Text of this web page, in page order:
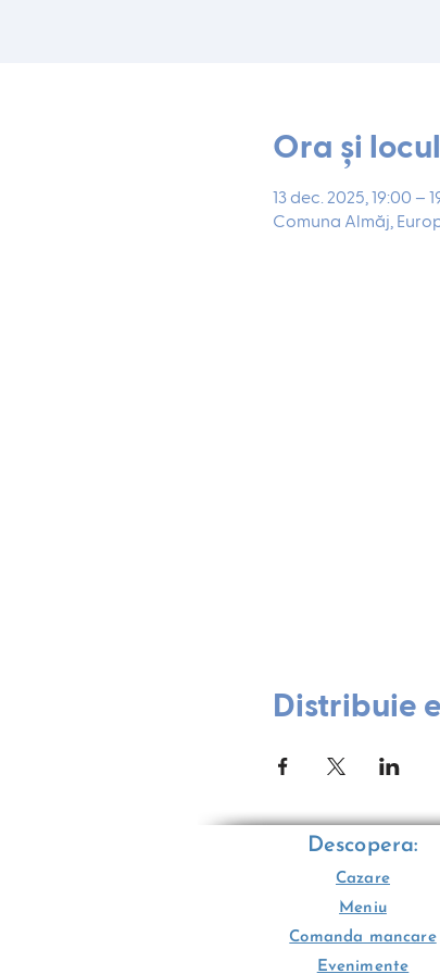
Ora și locul
13 dec. 2025, 19:00 –
Comuna Almăj,
Distribuie
Descopera:
Cazare
Meniu
Comanda mancare
Evenimente